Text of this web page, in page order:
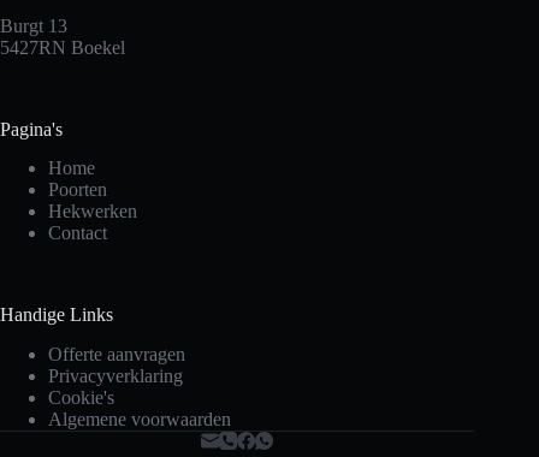
Burgt 13
5427RN Boekel
Pagina's
Home
Poorten
Hekwerken
Contact
Handige Links
Offerte aanvragen
Privacyverklaring
Cookie's
Algemene voorwaarden